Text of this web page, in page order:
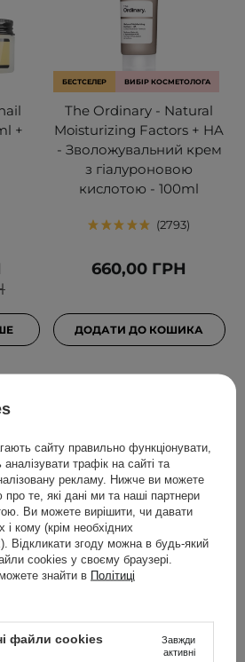
+
БЕСТСЕЛЕР ВИБІР КОСМЕТОЛОГА
The Ordinary - Natural
Moisturizing Factors + HA
- Зволожувальний крем
з гіалуроновою
кислотою - 100ml
2793
660,00 ГРН
ДОДАТИ ДО КОШИКА
-
БЕСТСЕЛЕР
Celimax - Dual Barrier
Skin Wearable Cream -
обличчя із церамідами -
сайту правильно функціонувати,
трафік на сайті та
рекламу. Нижче ви можете
про те, які дані ми та наші партнери
Ви можете вирішити, чи давати
і кому (крім необхідних
Відкликати згоду можна в будь-який
cookies у своєму браузері.
знайти в Політиці
файли cookies
Завжди
активні